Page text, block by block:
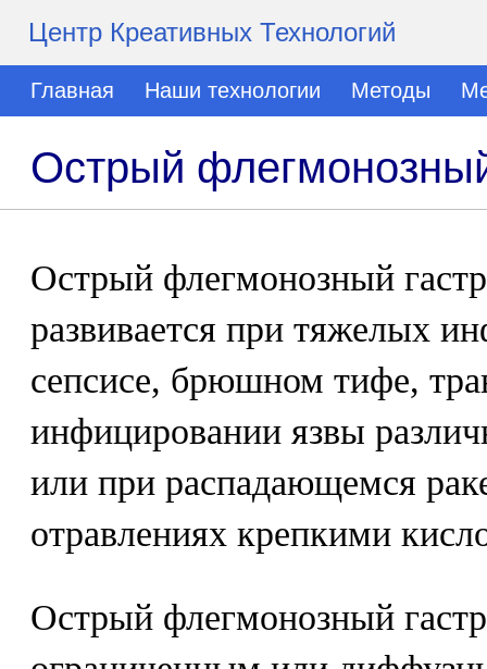
Центр Креативных Технологий
Главная Наши технологии Методы
Острый
Острый флегмонозный
развивается при тяжелых
сепсисе, брюшном тифе,
инфицировании язвы
или при распадающемся
отравлениях крепкими
Острый флегмонозный